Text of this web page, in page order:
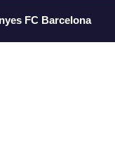
FC Barcelona